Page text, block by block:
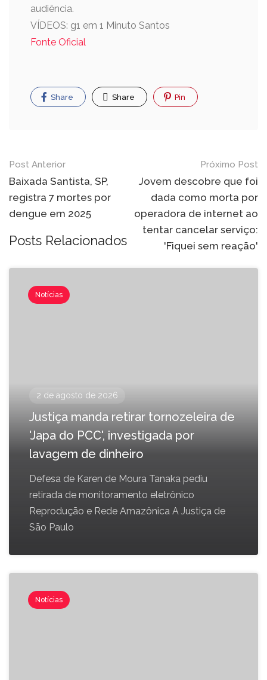
audiência.
VÍDEOS: g1 em 1 Minuto Santos
Fonte Oficial
Share Share Pin
Post Anterior
Baixada Santista, SP,
registra 7 mortes por
dengue em 2025
Próximo Post
Jovem descobre que foi
dada como morta por
operadora de internet ao
tentar cancelar serviço:
'Fiquei sem reação'
Posts Relacionados
Notícias
2 de agosto de 2026
Justiça manda retirar tornozeleira de
'Japa do PCC', investigada por
lavagem de dinheiro
Defesa de Karen de Moura Tanaka pediu
retirada de monitoramento eletrônico
Reprodução e Rede Amazônica A Justiça de
São Paulo
Notícias